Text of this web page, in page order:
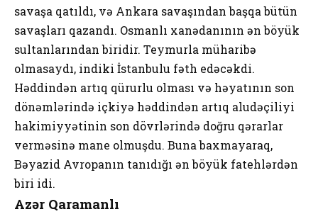
savaşa qatıldı, və Ankara savaşından başqa bütün
savaşları qazandı. Osmanlı xanədanının ən böyük
sultanlarından biridir. Teymurla müharibə
olmasaydı, indiki İstanbulu fəth edəcəkdi.
Həddindən artıq qürurlu olması və həyatının son
dönəmlərində içkiyə həddindən artıq aludəçiliyi
hakimiyyətinin son dövrlərində doğru qərarlar
verməsinə mane olmuşdu. Buna baxmayaraq,
Bəyazid Avropanın tanıdığı ən böyük fatehlərdən
biri idi.
Azər Qaramanlı